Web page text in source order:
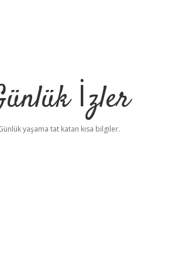
İzler
yaşama tat katan kısa bilgiler.